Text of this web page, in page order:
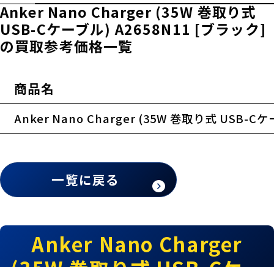
Anker Nano Charger (35W 巻取り式
USB-Cケーブル) A2658N11 [ブラック]
の買取参考価格一覧
商品名
Anker Nano Charger (35W 巻取り式 USB-Cケ
一覧に戻る
Anker Nano Charger